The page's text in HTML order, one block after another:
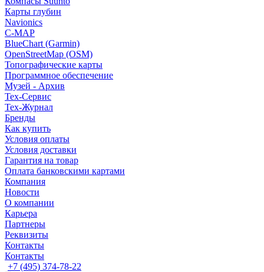
Карты глубин
Navionics
C-MAP
BlueChart (Garmin)
OpenStreetMap (OSM)
Топографические карты
Программное обеспечение
Музей - Архив
Tex-Сервис
Тех-Журнал
Бренды
Как купить
Условия оплаты
Условия доставки
Гарантия на товар
Оплата банковскими картами
Компания
Новости
О компании
Карьера
Партнеры
Реквизиты
Контакты
Контакты
+7 (495) 374-78-22